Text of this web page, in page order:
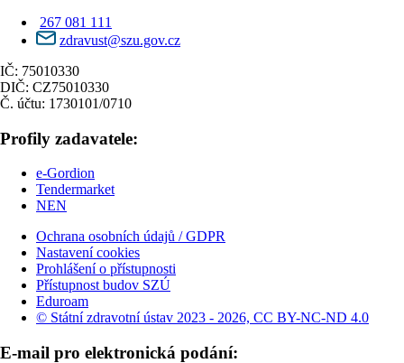
267 081 111
zdravust@szu.gov.cz
IČ: 75010330
DIČ: CZ75010330
Č. účtu: 1730101/0710
Profily zadavatele:
e-Gordion
Tendermarket
NEN
Ochrana osobních údajů / GDPR
Nastavení cookies
Prohlášení o přístupnosti
Přístupnost budov SZÚ
Eduroam
© Státní zdravotní ústav 2023 - 2026, CC BY-NC-ND 4.0
E-mail pro elektronická podání: